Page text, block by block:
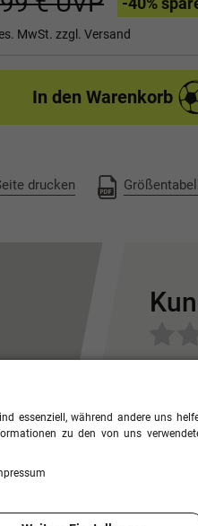
MwSt. zzgl. Versand
In den Warenkorb
drucken
Für
5
essenziell, während andere uns
zu den von uns